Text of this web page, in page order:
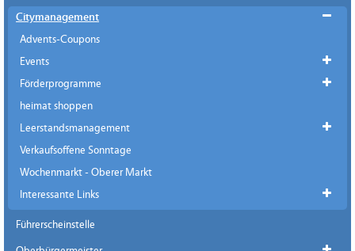
Citymanagement
Advents-Coupons
Events
Förderprogramme
heimat shoppen
Leerstandsmanagement
Verkaufsoffene Sonntage
Wochenmarkt - Oberer Markt
Interessante Links
Führerscheinstelle